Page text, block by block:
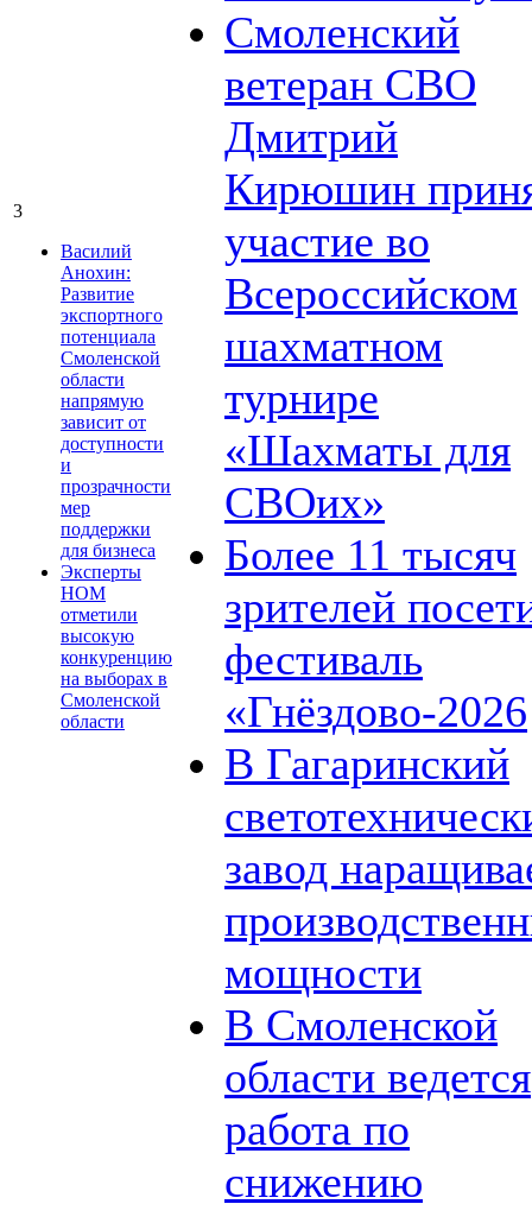
3
Василий
Анохин:
Развитие
экспортного
потенциала
Смоленской
области
напрямую
зависит от
доступности
и
прозрачности
мер
поддержки
для бизнеса
Эксперты
НОМ
отметили
высокую
конкуренцию
на выборах в
Смоленской
области
Смоленский
ветеран СВО
Дмитрий
Кирюшин
участие во
Всероссийском
шахматном
турнире
«Шахматы для
СВОих»
Более 11 тысяч
зрителей
фестиваль
«Гнёздово-2026
В Гагаринский
завод
мощности
В Смоленской
области ведется
работа по
снижению